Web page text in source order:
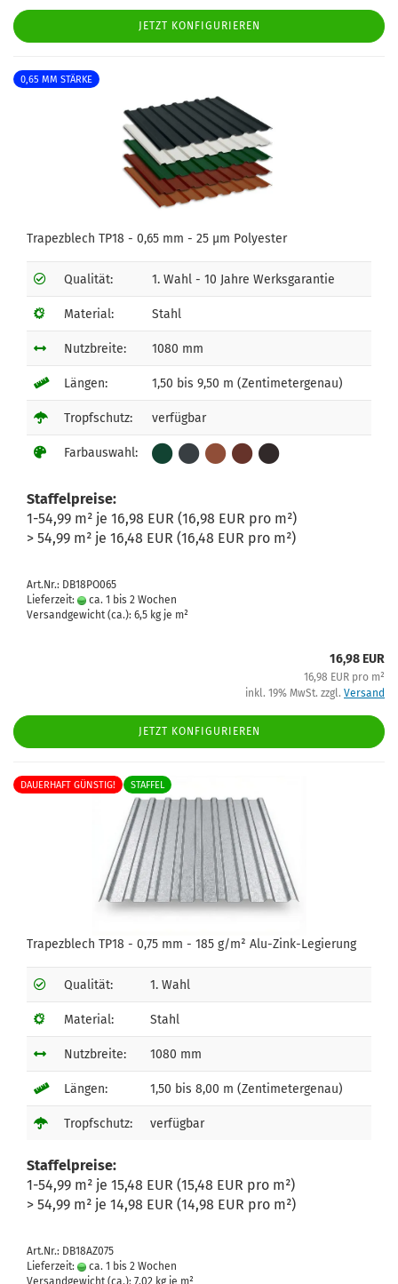
JETZT KONFIGURIEREN
0,65 MM STÄRKE
Trapezblech TP18 - 0,65 mm - 25 µm Polyester
Qualität: 1. Wahl - 10 Jahre Werksgarantie
Material: Stahl
Nutzbreite: 1080 mm
Längen: 1,50 bis 9,50 m (Zentimetergenau)
Tropfschutz: verfügbar
Farbauswahl:
Staffelpreise:
1-54,99 m² je 16,98 EUR (16,98 EUR pro m²)
> 54,99 m² je 16,48 EUR (16,48 EUR pro m²)
Art.Nr.: DB18PO065
Lieferzeit:
ca. 1 bis 2 Wochen
Versandgewicht (ca.): 6,5 kg je m²
16,98 EUR
16,98 EUR pro m²
inkl. 19% MwSt. zzgl. Versand
JETZT KONFIGURIEREN
DAUERHAFT GÜNSTIG! STAFFEL
Trapezblech TP18 - 0,75 mm - 185 g/m² Alu-Zink-Legierung
Qualität: 1. Wahl
Material: Stahl
Nutzbreite: 1080 mm
Längen: 1,50 bis 8,00 m (Zentimetergenau)
Tropfschutz: verfügbar
Staffelpreise:
1-54,99 m² je 15,48 EUR (15,48 EUR pro m²)
> 54,99 m² je 14,98 EUR (14,98 EUR pro m²)
Art.Nr.: DB18AZ075
Lieferzeit:
ca. 1 bis 2 Wochen
Versandgewicht (ca.): 7,02 kg je m²